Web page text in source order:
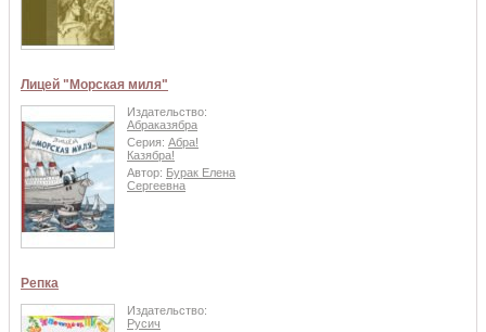
Лицей "Морская миля"
Издательство:
Абраказябра
Серия: Абра!
Казябра!
Автор: Бурак Елена
Сергеевна
Репка
Издательство:
Русич